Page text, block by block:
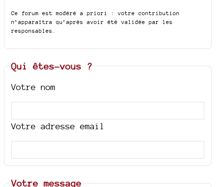
Ce forum est modéré a priori : votre contribution
n’apparaîtra qu’après avoir été validée par les
responsables.
Qui êtes-vous ?
Votre nom
Votre adresse email
Votre message